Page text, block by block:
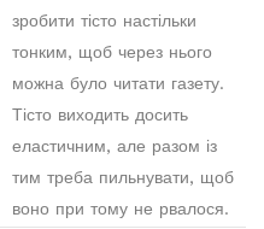
зробити тісто настільки
тонким, щоб через нього
можна було читати газету.
Тісто виходить досить
еластичним, але разом із
тим треба пильнувати, щоб
воно при тому не рвалося.